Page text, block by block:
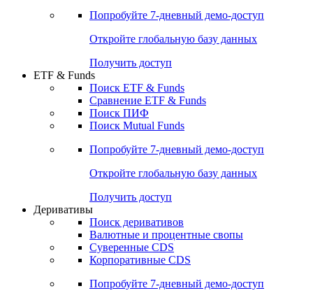
Попробуйте 7-дневный демо-доступ
Откройте глобальную базу данных
Получить доступ
ETF & Funds
Поиск ETF & Funds
Сравнение ETF & Funds
Поиск ПИФ
Поиск Mutual Funds
Попробуйте 7-дневный демо-доступ
Откройте глобальную базу данных
Получить доступ
Деривативы
Поиск деривативов
Валютные и процентные свопы
Суверенные CDS
Корпоративные CDS
Попробуйте 7-дневный демо-доступ